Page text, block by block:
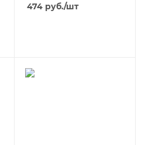
474руб./шт